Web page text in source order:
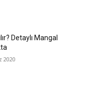
Detaylı Mangal
2020